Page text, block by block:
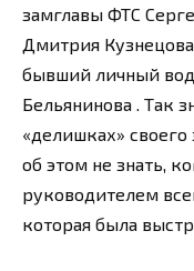
замглавы ФТС
Дмитрия
бывший личный
Бельянинова . Так
«делишках»
об этом не знать,
руководителем
которая была